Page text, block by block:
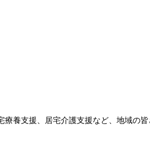
養支援、居宅介護支援など、地域の